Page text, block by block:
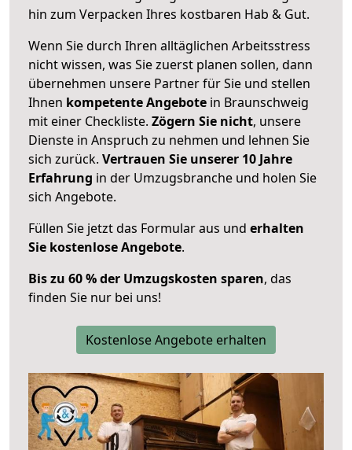
hin zum Verpacken Ihres kostbaren Hab & Gut.
Wenn Sie durch Ihren alltäglichen Arbeitsstress
nicht wissen, was Sie zuerst planen sollen, dann
übernehmen unsere Partner für Sie und stellen
Ihnen kompetente Angebote in Braunschweig
mit einer Checkliste. Zögern Sie nicht, unsere
Dienste in Anspruch zu nehmen und lehnen Sie
sich zurück. Vertrauen Sie unserer 10 Jahre
Erfahrung in der Umzugsbranche und holen Sie
sich Angebote.
Füllen Sie jetzt das Formular aus und erhalten
Sie kostenlose Angebote.
Bis zu 60 % der Umzugskosten sparen, das
finden Sie nur bei uns!
Kostenlose Angebote erhalten